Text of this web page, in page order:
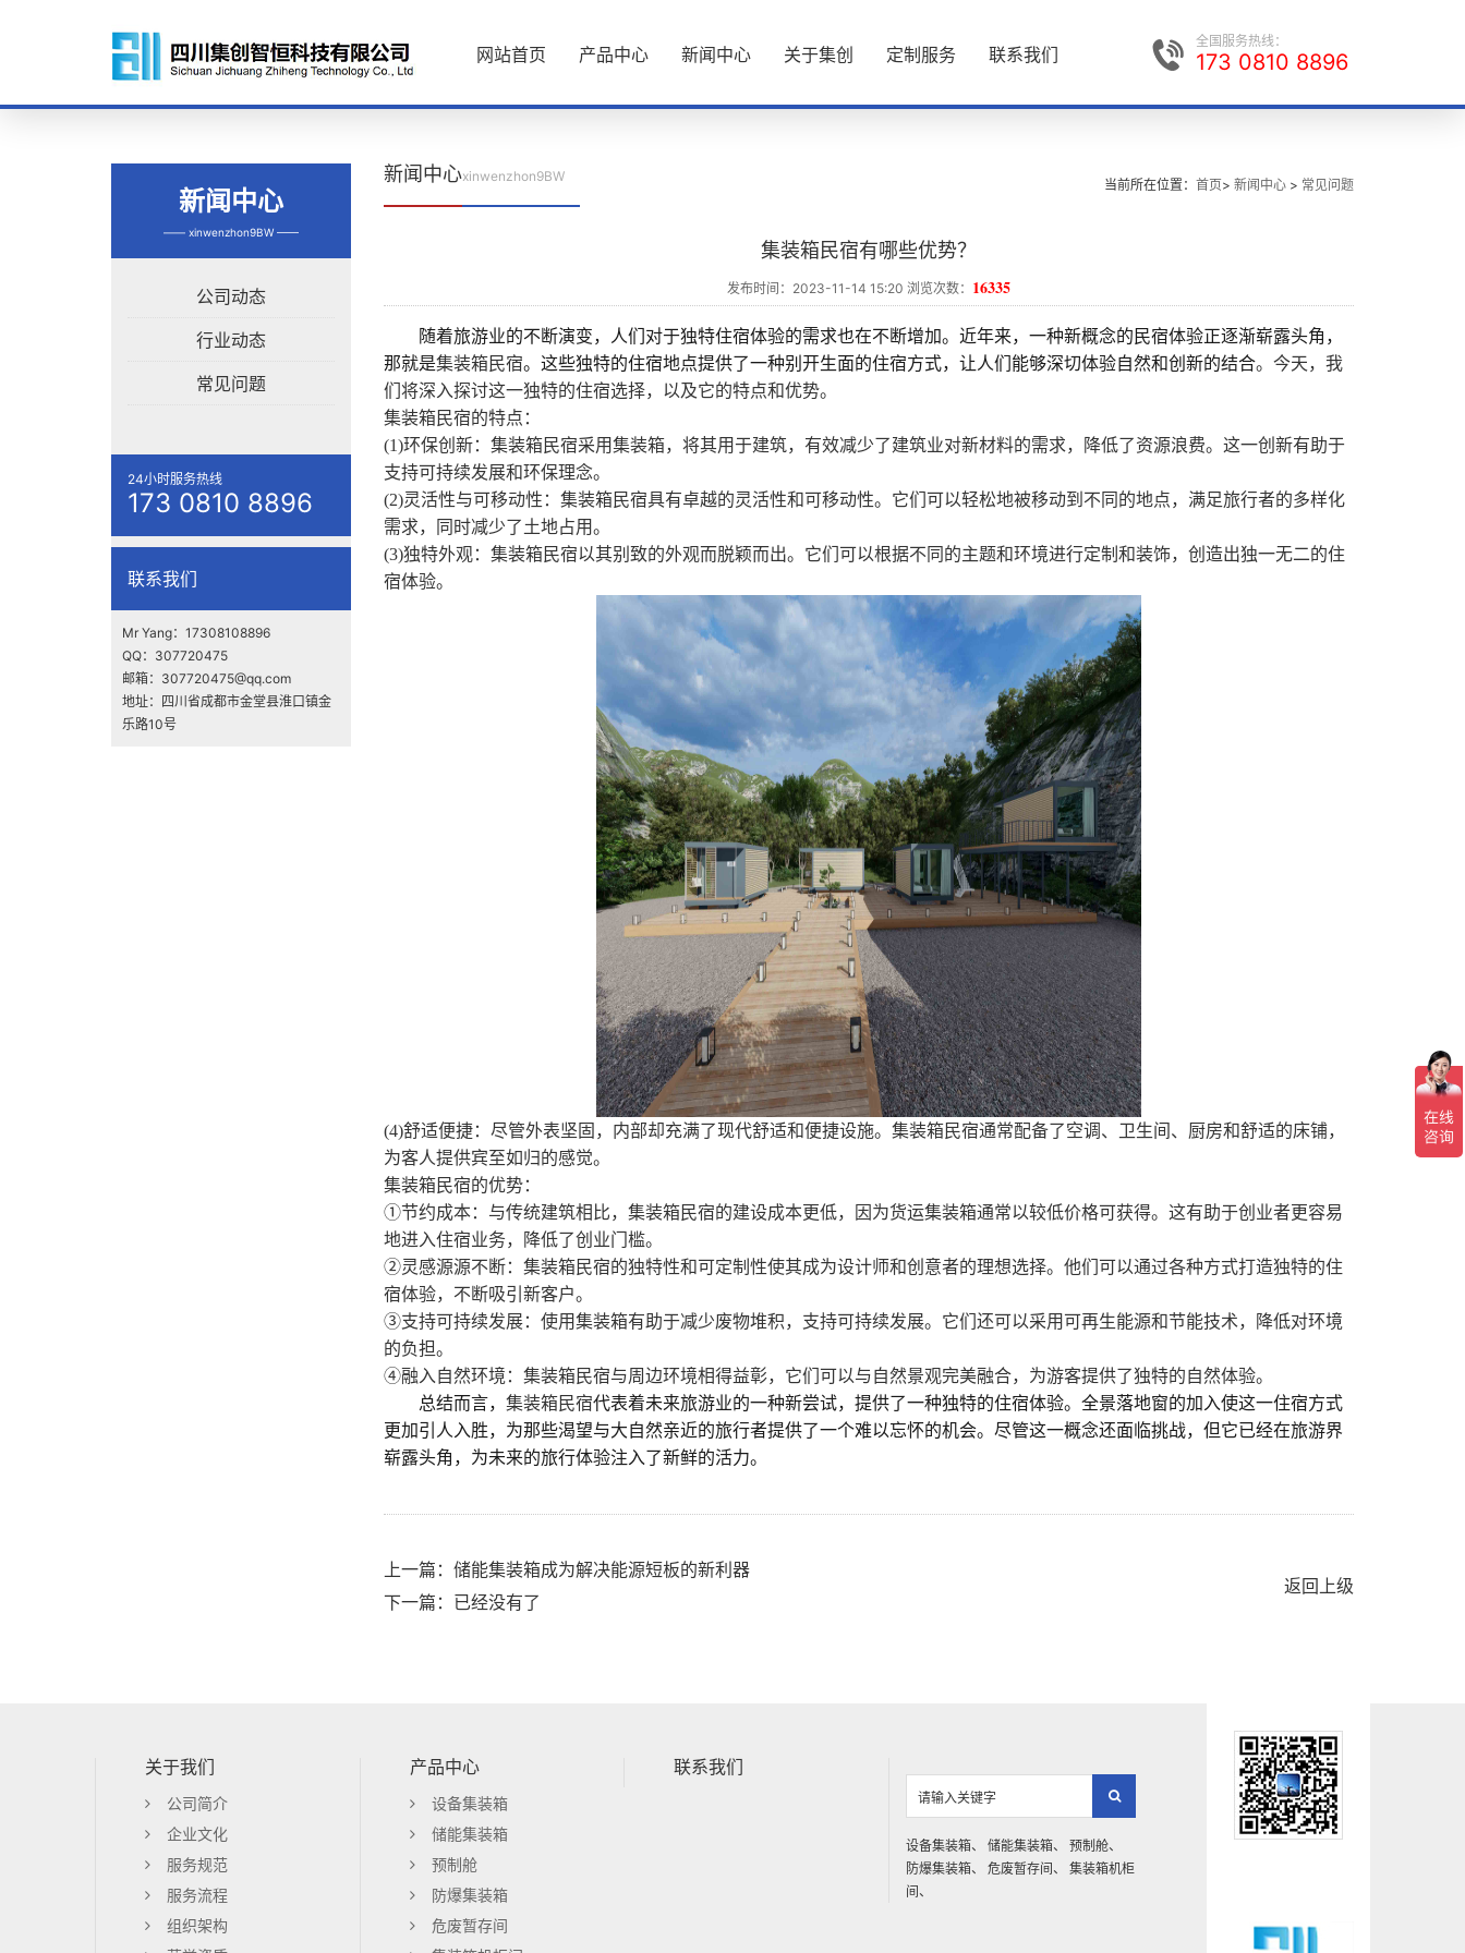
网站首页 产品中心 新闻中心 关于集创 定制服务 联系我们
全国服务热线：
173 0810 8896
新闻中心
—— xinwenzhon9BW ——
公司动态
行业动态
常见问题
24小时服务热线
173 0810 8896
联系我们
Mr Yang：17308108896
QQ：307720475
邮箱：307720475@qq.com
地址：四川省成都市金堂县淮口镇金
乐路10号
新闻中心xinwenzhon9BW
当前所在位置： 首页> 新闻中心 > 常见问题
集装箱民宿有哪些优势？
发布时间：2023-11-14 15:20 浏览次数： 16335
随着旅游业的不断演变，人们对于独特住宿体验的需求也在不断增加。近年来，一种新概念的民宿体验正逐渐崭露头角，
那就是集装箱民宿。这些独特的住宿地点提供了一种别开生面的住宿方式，让人们能够深切体验自然和创新的结合。今天，我
们将深入探讨这一独特的住宿选择，以及它的特点和优势。
集装箱民宿的特点：
(1)环保创新：集装箱民宿采用集装箱，将其用于建筑，有效减少了建筑业对新材料的需求，降低了资源浪费。这一创新有助于
支持可持续发展和环保理念。
(2)灵活性与可移动性： 集装箱民宿具有卓越的灵活性和可移动性。它们可以轻松地被移动到不同的地点，满足旅行者的多样化
需求，同时减少了土地占用。
(3)独特外观：集装箱民宿以其别致的外观而脱颖而出。它们可以根据不同的主题和环境进行定制和装饰，创造出独一无二的住
宿体验。
(4)舒适便捷：尽管外表坚固，内部却充满了现代舒适和便捷设施。集装箱民宿通常配备了空调、卫生间、厨房和舒适的床铺，
为客人提供宾至如归的感觉。
集装箱民宿的优势：
①节约成本：与传统建筑相比，集装箱民宿的建设成本更低，因为货运集装箱通常以较低价格可获得。这有助于创业者更容易
地进入住宿业务，降低了创业门槛。
②灵感源源不断：集装箱民宿的独特性和可定制性使其成为设计师和创意者的理想选择。他们可以通过各种方式打造独特的住
宿体验，不断吸引新客户。
③支持可持续发展：使用集装箱有助于减少废物堆积，支持可持续发展。它们还可以采用可再生能源和节能技术，降低对环境
的负担。
④融入自然环境：集装箱民宿与周边环境相得益彰，它们可以与自然景观完美融合，为游客提供了独特的自然体验。
总结而言， 集装箱民宿代表着未来旅游业的一种新尝试，提供了一种独特的住宿体验。全景落地窗的加入使这一住宿方式
更加引人入胜，为那些渴望与大自然亲近的旅行者提供了一个难以忘怀的机会。尽管这一概念还面临挑战，但它已经在旅游界
崭露头角，为未来的旅行体验注入了新鲜的活力。
上一篇：储能集装箱成为解决能源短板的新利器
下一篇：已经没有了
返回上级
关于我们
公司简介
企业文化
服务规范
服务流程
组织架构
产品中心
设备集装箱
储能集装箱
预制舱
防爆集装箱
危废暂存间
联系我们
设备集装箱、 储能集装箱、 预制舱、
防爆集装箱、 危废暂存间、 集装箱机柜
间、